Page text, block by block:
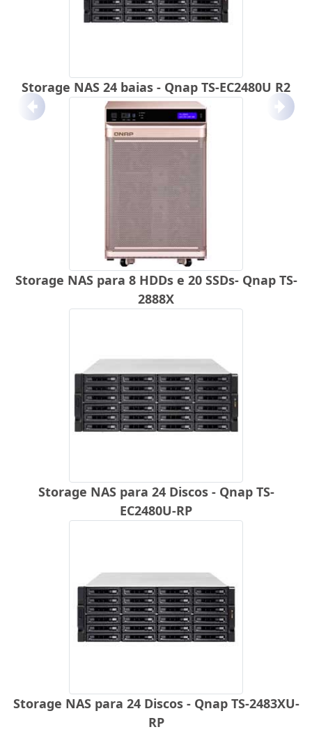
Storage NAS 24 baias - Qnap TS-EC2480U R2
Storage NAS para 8 HDDs e 20 SSDs- Qnap TS-
2888X
Storage NAS para 24 Discos - Qnap TS-
EC2480U-RP
Storage NAS para 24 Discos - Qnap TS-2483XU-
RP
Anterior